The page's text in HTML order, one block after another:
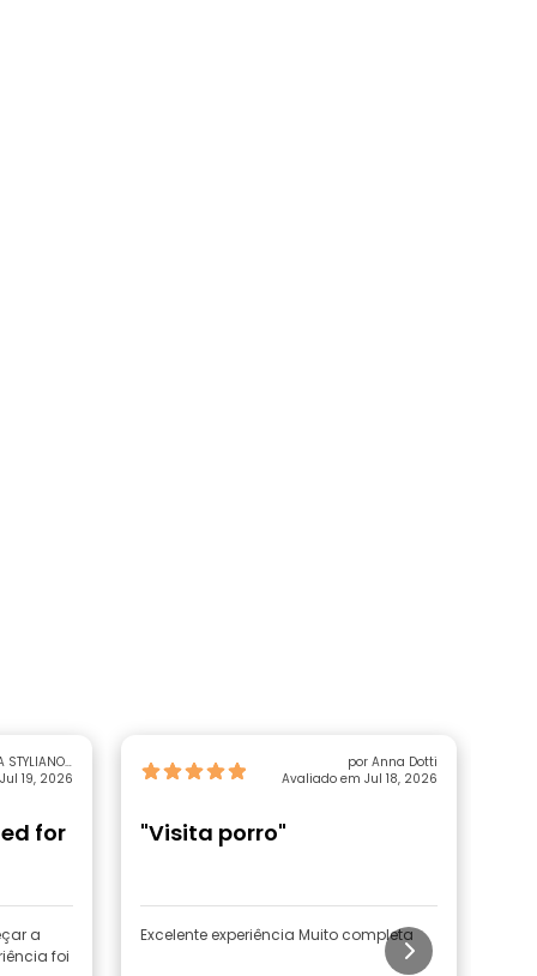
NEOCLEOUS
19, 2026
for
a
foi
por Anna Dotti
Avaliado em Jul 18, 2026
"Visita porro"
Excelente experiência Muito completa